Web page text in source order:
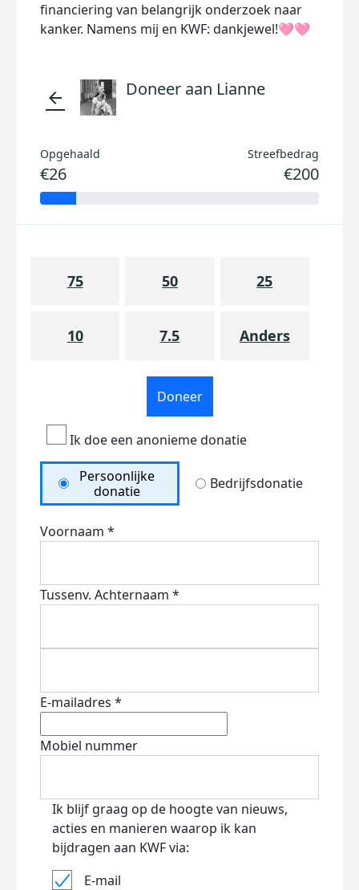
financiering van belangrijk onderzoek naar
kanker. Namens mij en KWF: dankjewel!🩷🩷
arrow_back Doneer aan Lianne
Opgehaald
€26
Streefbedrag
€200
75 50 25
10 7.5 Anders
Doneer
Ik doe een anonieme donatie
Persoonlijke
donatie
Bedrijfsdonatie
Voornaam *
Tussenv. Achternaam *
E-mailadres *
Mobiel nummer
Ik blijf graag op de hoogte van nieuws,
acties en manieren waarop ik kan
bijdragen aan KWF via:
E-mail